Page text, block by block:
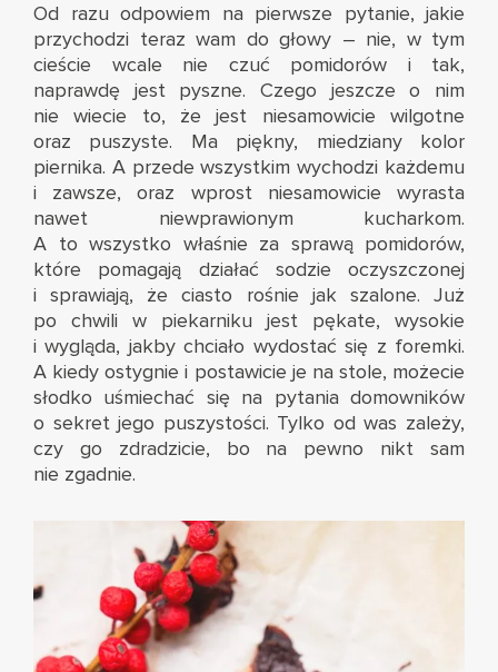
Od razu odpowiem na pierwsze pytanie, jakie
przychodzi teraz wam do głowy – nie, w tym
cieście wcale nie czuć pomidorów i tak,
naprawdę jest pyszne. Czego jeszcze o nim
nie wiecie to, że jest niesamowicie wilgotne
oraz puszyste. Ma piękny, miedziany kolor
piernika. A przede wszystkim wychodzi każdemu
i zawsze, oraz wprost niesamowicie wyrasta
nawet niewprawionym kucharkom.
A to wszystko właśnie za sprawą pomidorów,
które pomagają działać sodzie oczyszczonej
i sprawiają, że ciasto rośnie jak szalone. Już
po chwili w piekarniku jest pękate, wysokie
i wygląda, jakby chciało wydostać się z foremki.
A kiedy ostygnie i postawicie je na stole, możecie
słodko uśmiechać się na pytania domowników
o sekret jego puszystości. Tylko od was zależy,
czy go zdradzicie, bo na pewno nikt sam
nie zgadnie.